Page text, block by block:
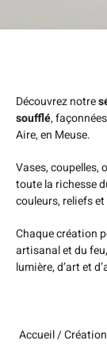
Découvrez notre
soufflé,
Aire, en Meuse.
Vases, coupelles,
toute la richesse
couleurs, reliefs
Chaque création
artisanal et du
lumière, d’art et
Accueil/